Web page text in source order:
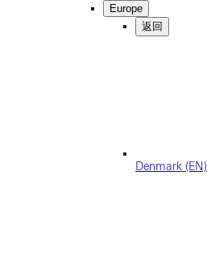
Europe
返回
Denmark (EN)